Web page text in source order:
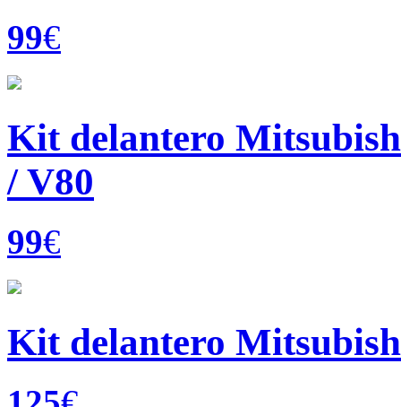
99€
Kit delantero
/ V80
99€
Kit delantero